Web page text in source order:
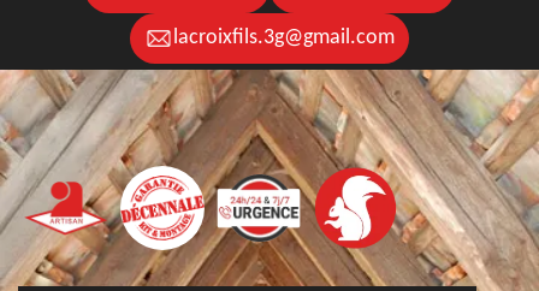
lacroixfils.3g@gmail.com